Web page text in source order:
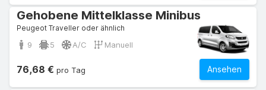
Gehobene Mittelklasse Minibus
Peugeot Traveller oder ähnlich
9 5 A/C Manuell
Ansehen
76,68 € pro Tag